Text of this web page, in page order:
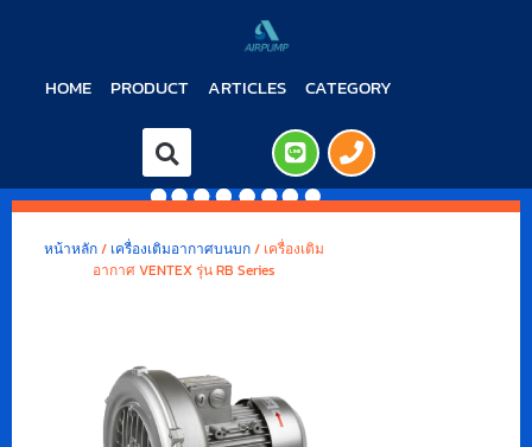
HOME PRODUCT ARTICLES CATEGORY
หน้าหลัก/ เครื่องเติมอากาศบนบก/ เครื่องเติม
อากาศ VENTEX รุ่น RB Series